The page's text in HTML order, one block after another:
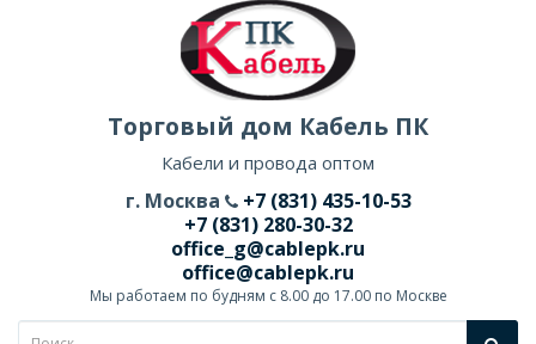
Торговый дом Кабель ПК
Кабели и провода оптом
г. Москва
+7 (831) 435-10-53
+7 (831) 280-30-32
office_g@cablepk.ru
office@cablepk.ru
Мы работаем по будням с 8.00 до 17.00 по Москве